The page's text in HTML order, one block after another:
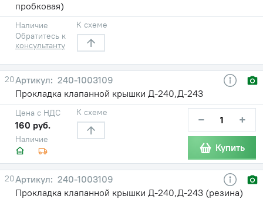
пробковая)
Наличие
Обратитесь к
консультанту
К схеме
20
240-1003109
Прокладка клапанной крышки Д-240,Д-243
Наличие
Цена с НДС
160 руб.
К схеме − +
Купить
20
240-1003109
Прокладка клапанной крышки Д-240,Д-243 (резина)